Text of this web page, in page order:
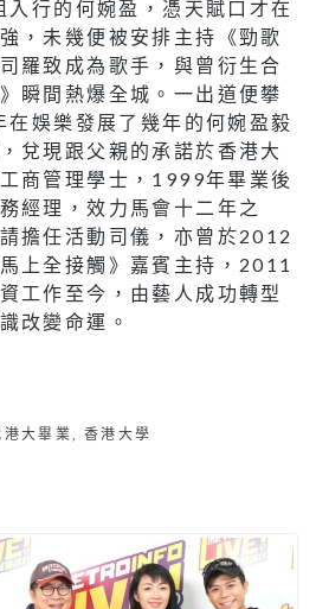
行的何婉盈，憑天賦口才在
，未幾便被安排主持《勁歌
羅致成為歌手，與曾衍生合
瞬間熱爆全城。一出道便攀
在娛樂發展了幾年的何婉盈毅
兌現跟父親的承諾於香港大
商管理學士，1999年畢業後
經理，效力馬會十二年之
擔任活動司儀，亦曾於2012
上全接觸》嘉賓主持，2011
工作至今，由藝人成功轉型
改變命運。
港大畢業 ,香港大學